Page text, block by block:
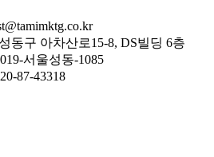
동구 아차산로15-8, DS빌딩 6층
서울성동-1085
87-43318